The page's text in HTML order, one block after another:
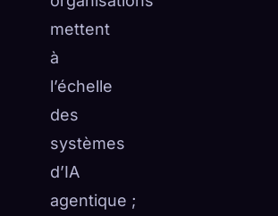
mettent
à
l’échelle
des
systèmes
d’IA
agentique ;